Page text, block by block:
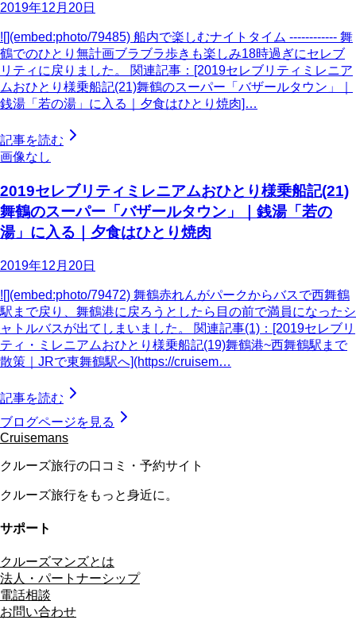
2019年12月20日
![](embed:photo/79485) 船内で楽しむナイトタイム ------------ 舞
鶴でのひとり無計画ブラブラ歩きも楽しみ18時過ぎにセレブ
リティに戻りました。 関連記事：[2019セレブリティミレニア
ムおひとり様乗船記(21)舞鶴のスーパー「バザールタウン」｜
銭湯「若の湯」に入る｜夕食はひとり焼肉]…
記事を読む
画像なし
2019セレブリティミレニアムおひとり様乗船記(21)
舞鶴のスーパー「バザールタウン」｜銭湯「若の
湯」に入る｜夕食はひとり焼肉
2019年12月20日
![](embed:photo/79472) 舞鶴赤れんがパークからバスで西舞鶴
駅まで戻り、舞鶴港に戻ろうとしたら目の前で満員になったシ
ャトルバスが出てしまいました。 関連記事(1)：[2019セレブリ
ティ・ミレニアムおひとり様乗船記(19)舞鶴港~西舞鶴駅まで
散策｜JRで東舞鶴駅へ](https://cruisem…
記事を読む
ブログページを見る
Cruisemans
クルーズ旅行の口コミ・予約サイト
クルーズ旅行をもっと身近に。
サポート
クルーズマンズとは
法人・パートナーシップ
電話相談
お問い合わせ